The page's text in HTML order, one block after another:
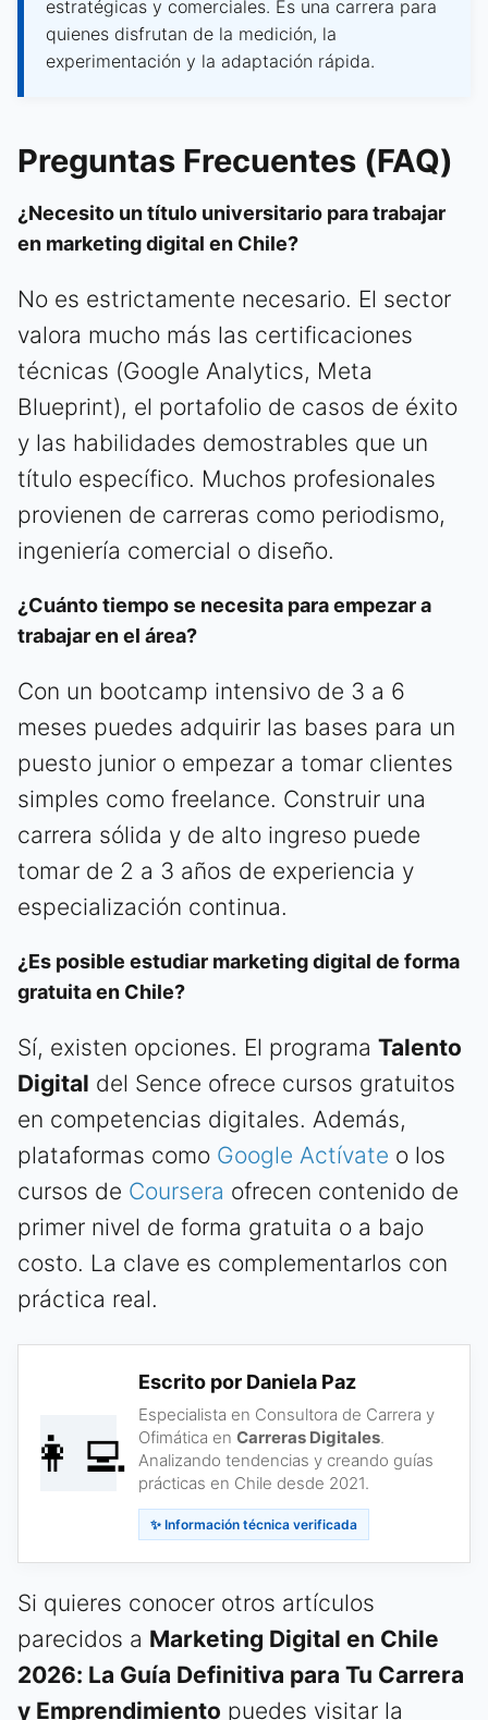
estratégicas y comerciales. Es una carrera para
quienes disfrutan de la medición, la
experimentación y la adaptación rápida.
Preguntas Frecuentes (FAQ)
¿Necesito un título universitario para trabajar
en marketing digital en Chile?
No es estrictamente necesario. El sector
valora mucho más las certificaciones
técnicas (Google Analytics, Meta
Blueprint), el portafolio de casos de éxito
y las habilidades demostrables que un
título específico. Muchos profesionales
provienen de carreras como periodismo,
ingeniería comercial o diseño.
¿Cuánto tiempo se necesita para empezar a
trabajar en el área?
Con un bootcamp intensivo de 3 a 6
meses puedes adquirir las bases para un
puesto junior o empezar a tomar clientes
simples como freelance. Construir una
carrera sólida y de alto ingreso puede
tomar de 2 a 3 años de experiencia y
especialización continua.
¿Es posible estudiar marketing digital de forma
gratuita en Chile?
Sí, existen opciones. El programa Talento
Digital del Sence ofrece cursos gratuitos
en competencias digitales. Además,
plataformas como Google Actívate o los
cursos de Coursera ofrecen contenido de
primer nivel de forma gratuita o a bajo
costo. La clave es complementarlos con
práctica real.
👩‍💻
Escrito por Daniela Paz
Especialista en Consultora de Carrera y
Ofimática en Carreras Digitales.
Analizando tendencias y creando guías
prácticas en Chile desde 2021.
✨ Información técnica verificada
Si quieres conocer otros artículos
parecidos a Marketing Digital en Chile
2026: La Guía Definitiva para Tu Carrera
y Emprendimiento puedes visitar la